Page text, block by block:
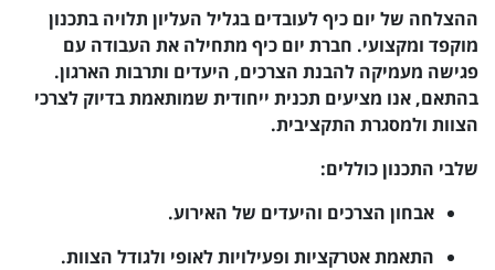
ההצלחה של יום כיף לעובדים בגליל העליון תלויה בתכנון
מוקפד ומקצועי. חברת יום כיף מתחילה את העבודה עם
פגישה מעמיקה להבנת הצרכים, היעדים ותרבות הארגון.
בהתאם, אנו מציעים תכנית ייחודית שמותאמת בדיוק לצרכי
הצוות ולמסגרת התקציבית.
שלבי התכנון כוללים:
אבחון הצרכים והיעדים של האירוע.
התאמת אטרקציות ופעילויות לאופי ולגודל הצוות.